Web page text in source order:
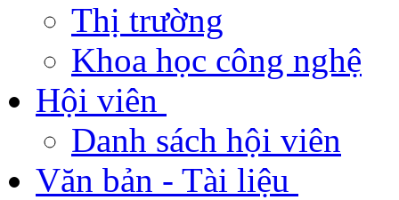
Thị trường
Khoa học công nghệ
Hội viên
Danh sách hội viên
Văn bản - Tài liệu